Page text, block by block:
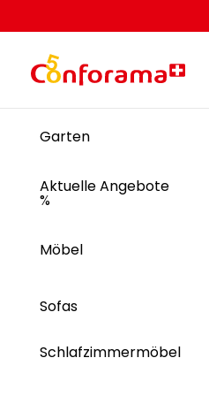
Garten
Aktuelle Angebote
%
Möbel
Sofas
Schlafzimmermöbel